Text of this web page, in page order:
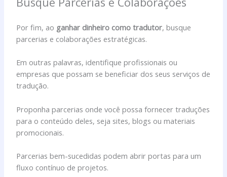
Por fim, ao ganhar dinheiro como tradutor, busque
parcerias e colaborações estratégicas.
Em outras palavras, identifique profissionais ou
empresas que possam se beneficiar dos seus serviços de
tradução.
Proponha parcerias onde você possa fornecer traduções
para o conteúdo deles, seja sites, blogs ou materiais
promocionais.
Parcerias bem-sucedidas podem abrir portas para um
fluxo contínuo de projetos.